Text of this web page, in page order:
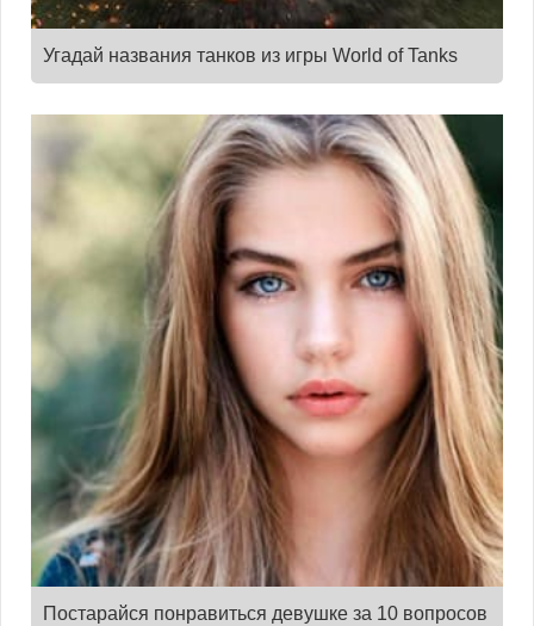
квизы
онлайн
Угадай названия танков из игры World of Tanks
Постарайся понравиться девушке за 10 вопросов